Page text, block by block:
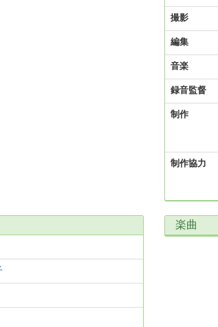
撮影
編集
音楽
録音監督
制作
制作協力
楽曲